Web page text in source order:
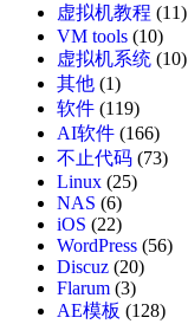
虚拟机教程 (11)
VM tools (10)
虚拟机系统 (10)
其他 (1)
软件 (119)
AI软件 (166)
不止代码 (73)
Linux (25)
NAS (6)
iOS (22)
WordPress (56)
Discuz (20)
Flarum (3)
AE模板 (128)